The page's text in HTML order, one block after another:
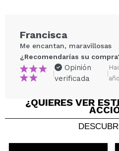
Compartir un
Francisca
Me encantan, maravillosas
¿Recomendarías su
|
Opinión
verificada
|
¿QUIERES VER